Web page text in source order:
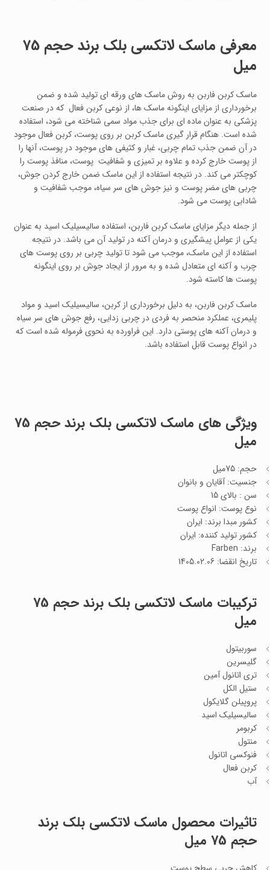
معرفی ماسک لاتکسی بلک برند حجم 75
میل
ماسک کربن فاربن به روش ماسک های ورقه ای تولید شده و ضمن
برخورداری از مزایای اینگونه ماسک ها، از نوعی کربن فعال که در صنعت
پزشکی به عنوان ماده ای برای جذب مواد سمی شناخته می شود، استفاده
شده است. هنگام قرار گیری ماسک کربن بر روی پوست، کربن فعال موجود
در آن ضمن جذب تمام چربی، غبار و کثیفی های موجود در پوست، آنها را
از پوست خارج کرده و علاوه بر تمیزی و شفافیت پوست، منافذ پوست را
کوچکتر می کند. در نتیجه استفاده از این ماسک ضمن خارج کردن جوش،
چربی های مضر پوست و نیز جوش های سر سیاه، موجب شفافیت و
شادابی پوست می شود.
از جمله دیگر مزایای ماسک کربن فاربن، استفاده سالیسیلیک اسید به عنوان
یکی از عوامل پیشگیری و درمان آکنه در تولید آن می باشد. در نتیجه
استفاده از این ماسک، موجب می شود تا تولید چربی بر روی پوست های
چرب و آکنه ای متعادل شده و به مرور از ایجاد جوش بر روی اینگونه
پوست ها کاسته شود.
ماسک کربن فاربن، به دلیل برخورداری از کربن، سالیسیلیک اسید و مواد
پلیمری، عملکرد منحصر به فردی در چربی زدایی، رفع جوش های سر سیاه
و درمان آکنه های پوستی دارد. این فراورده به نحوی فرموله شده است که
در انواع پوست قابل استفاده باشد.
ویژگی های ماسک لاتکسی بلک برند حجم 75
میل
حجم: 75میل
جنسیت: آقایان و بانوان
سن : بالای 15
نوع پوست: انواع پوست
کشور مبدا برند: ایران
کشور تولید کننده: ایران
برند: Farben
تاریخ انقضا: 1405.02.06
ترکیبات ماسک لاتکسی بلک برند حجم 75
میل
سوربیتول
گلیسرین
تری اتانول آمین
ستیل الکل
پروپیلن گلایکول
سالیسیلیک اسید
کربومر
منتول
فنوکسی اتانول
کربن فعال
آب
تاثیرات محصول ماسک لاتکسی بلک برند
حجم 75 میل